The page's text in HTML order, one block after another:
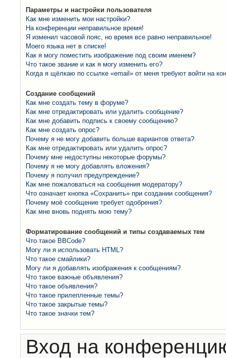
Параметры и настройки пользователя
Как мне изменить мои настройки?
На конференции неправильное время!
Я изменил часовой пояс, но время все равно неправильное!
Моего языка нет в списке!
Как я могу поместить изображение под своим именем?
Что такое звание и как я могу изменить его?
Когда я щёлкаю по ссылке «email» от меня требуют войти на
Создание сообщений
Как мне создать тему в форуме?
Как мне отредактировать или удалить сообщение?
Как мне добавить подпись к своему сообщению?
Как мне создать опрос?
Почему я не могу добавить больше вариантов ответа?
Как мне отредактировать или удалить опрос?
Почему мне недоступны некоторые форумы?
Почему я не могу добавлять вложения?
Почему я получил предупреждение?
Как мне пожаловаться на сообщения модератору?
Что означает кнопка «Сохранить» при создании сообщения?
Почему моё сообщение требует одобрения?
Как мне вновь поднять мою тему?
Форматирование сообщений и типы создаваемых тем
Что такое BBCode?
Могу ли я использовать HTML?
Что такое смайлики?
Могу ли я добавлять изображения к сообщениям?
Что такое важные объявления?
Что такое объявления?
Что такое прилепленные темы?
Что такое закрытые темы?
Что такое значки тем?
Вход на